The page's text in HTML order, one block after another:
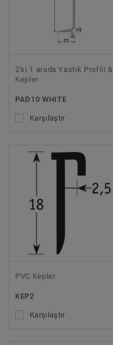
2'si 1 arada Yastık Profili &
Kepler
PAD10 WHITE
Karşılaştır
PVC Kepler
KEP2
Karşılaştır